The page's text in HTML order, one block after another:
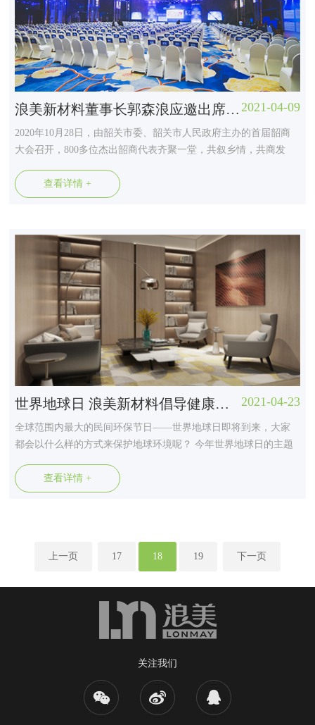
2021-04-09
浪美新材料董事长郭森浪应邀出席首届韶商大会
2020年10月28日，由韶关市委、韶关市人民政府主办的首届韶商
大会召开，800多位杰出韶商代表齐聚一堂，共叙乡情，共商发
辞，韶关市委书记李红军出席大会并讲话，韶关市长殷焕明主持
会议。浪美新材料董事长郭森浪作为韶商代表应邀出席，并与参
查看详情 +
2021-04-23
世界地球日 浪美新材料倡导健康环保装饰
全球范围内最大的民间环保节日——世界地球日即将到来，大家
都会以什么样的方式来保护地球环境呢？ 今年世界地球日的主题
世界生态系统的创新思维。除了广泛的民众参与外，越来越多的
企业也在通过创新的绿色技术为环保做出了积极贡献。作为环保
查看详情 +
上一页 17 18 19 下一页
关注我们